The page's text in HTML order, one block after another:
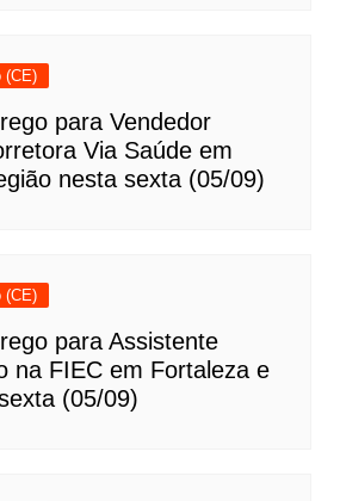
(CE)
para Vendedor
Via Saúde em
nesta sexta (05/09)
(CE)
para Assistente
na FIEC em Fortaleza e
(05/09)